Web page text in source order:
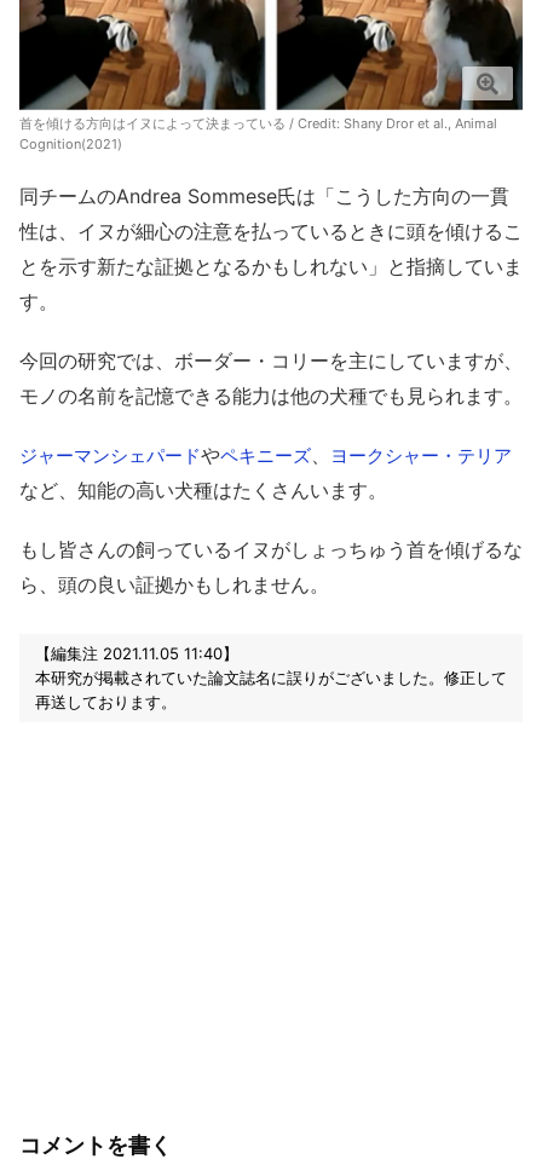
首を傾ける方向はイヌによって決まっている / Credit: Shany Dror et al., Animal
Cognition(2021)
同チームのAndrea Sommese氏は「こうした方向の一貫
性は、イヌが細心の注意を払っているときに頭を傾けるこ
とを示す新たな証拠となるかもしれない」と指摘していま
す。
今回の研究では、ボーダー・コリーを主にしていますが、
モノの名前を記憶できる能力は他の犬種でも見られます。
ジャーマンシェパードやペキニーズ ヨークシャー・テリア
など、知能の高い犬種はたくさんいます。
もし皆さんの飼っているイヌがしょっちゅう首を傾げるな
ら、頭の良い証拠かもしれません。
【編集注 2021.11.05 11:40】
本研究が掲載されていた論文誌名に誤りがございました。修正して
再送しております。
コメントを書く